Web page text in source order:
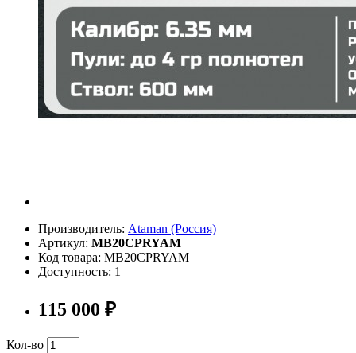
Производитель: Ataman (Россия)
Артикул: МВ20СPRYAM
Код товара: МВ20СPRYAM
Доступность: 1
115 000 ₽
Кол-во